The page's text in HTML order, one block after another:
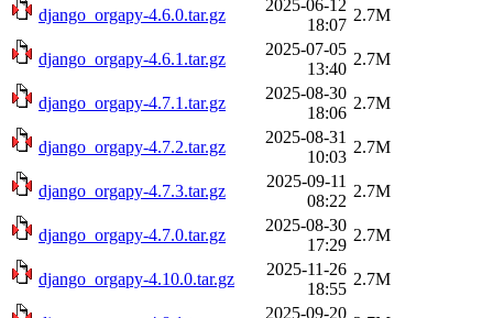
django_orgapy-4.6.0.tar.gz
2025-06-12
18:07
2.7M
django_orgapy-4.6.1.tar.gz
2025-07-05
13:40
2.7M
django_orgapy-4.7.1.tar.gz
2025-08-30
18:06
2.7M
django_orgapy-4.7.2.tar.gz
2025-08-31
10:03
2.7M
django_orgapy-4.7.3.tar.gz
2025-09-11
08:22
2.7M
django_orgapy-4.7.0.tar.gz
2025-08-30
17:29
2.7M
django_orgapy-4.10.0.tar.gz
2025-11-26
18:55
2.7M
2025-09-20